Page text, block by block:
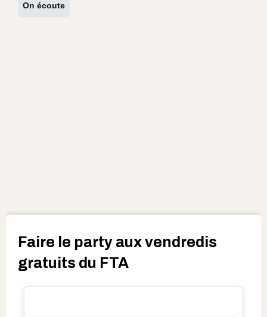
On écoute
Faire le party aux vendredis
gratuits du FTA